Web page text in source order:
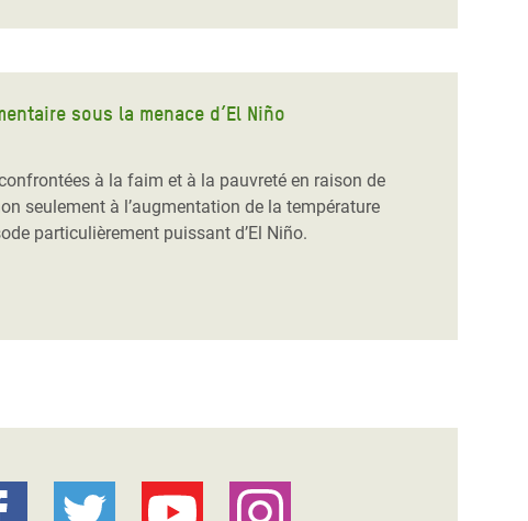
sous la menace d’El Niño
à la faim et à la pauvreté en raison de
seulement à l’augmentation de la température
particulièrement puissant d’El Niño.